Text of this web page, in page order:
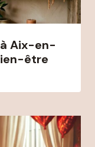
Aix-en-
être